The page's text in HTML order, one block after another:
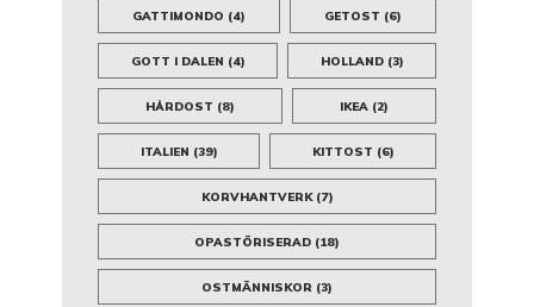
GATTIMONDO (4) GETOST (6)
GOTT I DALEN (4) HOLLAND(3)
HÅRDOST (8) IKEA (2)
ITALIEN (39) KITTOST (6)
KORVHANTVERK(7)
OPASTÖRISERAD (18)
OSTMÄNNISKOR (3)